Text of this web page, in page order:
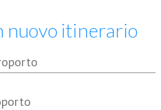
nuovo itinerario